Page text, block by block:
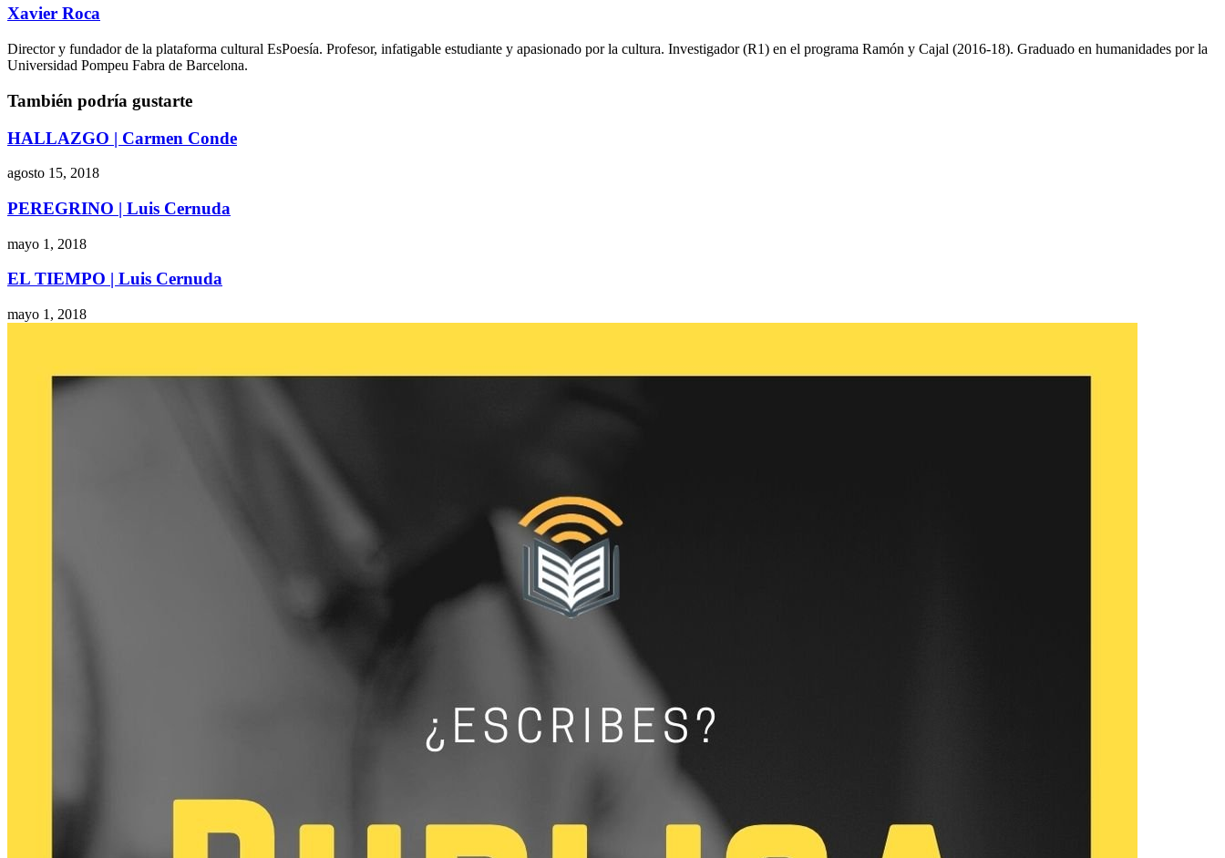
Xavier Roca
Director y fundador de la plataforma cultural EsPoesía. Profesor, infatigable estudiante y apasionado por la cultura. Investigador (R1) en el programa Ramón y Cajal (2016-18). Graduado en humanidades por la
Universidad Pompeu Fabra de Barcelona.
También podría gustarte
HALLAZGO | Carmen Conde
agosto 15, 2018
PEREGRINO | Luis Cernuda
mayo 1, 2018
EL TIEMPO | Luis Cernuda
mayo 1, 2018